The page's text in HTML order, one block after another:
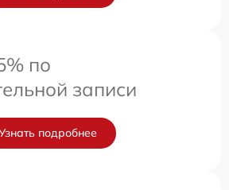
по
записи
подробнее